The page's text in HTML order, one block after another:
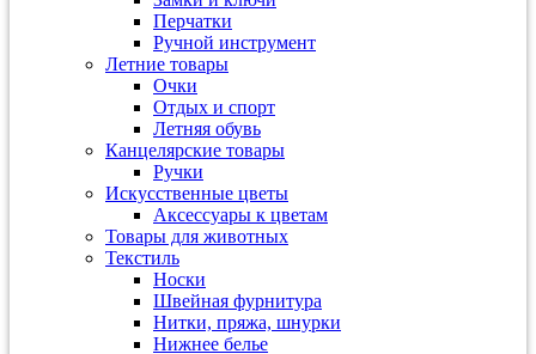
Перчатки
Ручной инструмент
Летние товары
Очки
Отдых и спорт
Летняя обувь
Канцелярские товары
Ручки
Искусственные цветы
Аксессуары к цветам
Товары для животных
Текстиль
Носки
Швейная фурнитура
Нитки, пряжа, шнурки
Нижнее белье